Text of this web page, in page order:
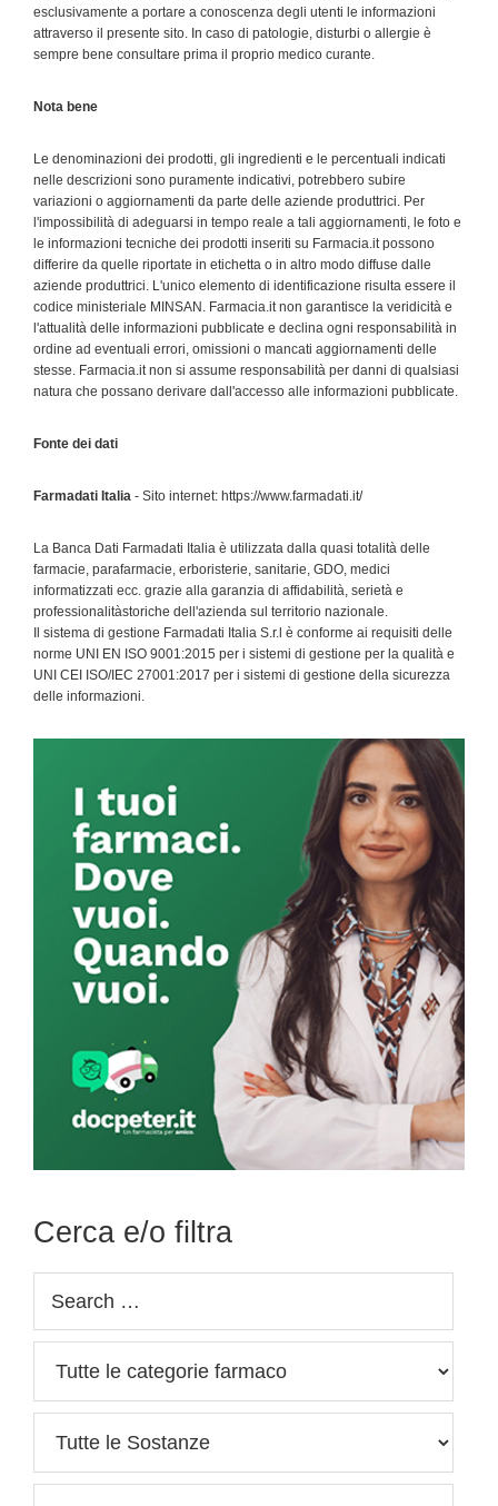
esclusivamente a portare a conoscenza degli utenti le informazioni
attraverso il presente sito. In caso di patologie, disturbi o allergie è
sempre bene consultare prima il proprio medico curante.
Nota bene
Le denominazioni dei prodotti, gli ingredienti e le percentuali indicati
nelle descrizioni sono puramente indicativi, potrebbero subire
variazioni o aggiornamenti da parte delle aziende produttrici. Per
l'impossibilità di adeguarsi in tempo reale a tali aggiornamenti, le foto e
le informazioni tecniche dei prodotti inseriti su Farmacia.it possono
differire da quelle riportate in etichetta o in altro modo diffuse dalle
aziende produttrici. L'unico elemento di identificazione risulta essere il
codice ministeriale MINSAN. Farmacia.it non garantisce la veridicità e
l'attualità delle informazioni pubblicate e declina ogni responsabilità in
ordine ad eventuali errori, omissioni o mancati aggiornamenti delle
stesse. Farmacia.it non si assume responsabilità per danni di qualsiasi
natura che possano derivare dall'accesso alle informazioni pubblicate.
Fonte dei dati
Farmadati Italia - Sito internet: https://www.farmadati.it/
La Banca Dati Farmadati Italia è utilizzata dalla quasi totalità delle
farmacie, parafarmacie, erboristerie, sanitarie, GDO, medici
informatizzati ecc. grazie alla garanzia di affidabilità, serietà e
professionalitàstoriche dell'azienda sul territorio nazionale.
Il sistema di gestione Farmadati Italia S.r.l è conforme ai requisiti delle
norme UNI EN ISO 9001:2015 per i sistemi di gestione per la qualità e
UNI CEI ISO/IEC 27001:2017 per i sistemi di gestione della sicurezza
delle informazioni.
Sidebar
Cerca e/o filtra